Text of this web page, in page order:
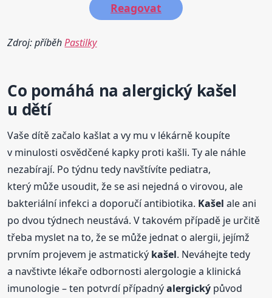
Reagovat
Zdroj: příběhPastilky
Co pomáhá na alergický kašel
u dětí
Vaše dítě začalo kašlat a vy mu v lékárně koupíte
v minulosti osvědčené kapky proti kašli. Ty ale náhle
nezabírají. Po týdnu tedy navštívíte pediatra,
který může usoudit, že se asi nejedná o virovou, ale
bakteriální infekci a doporučí antibiotika. Kašel ale ani
po dvou týdnech neustává. V takovém případě je určitě
třeba myslet na to, že se může jednat o alergii, jejímž
prvním projevem je astmatický kašel. Neváhejte tedy
a navštivte lékaře odbornosti alergologie a klinická
imunologie – ten potvrdí případnýalergický původ